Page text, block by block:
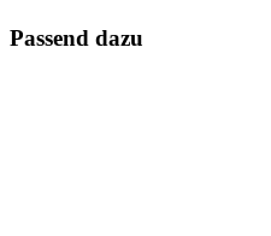
Passend dazu